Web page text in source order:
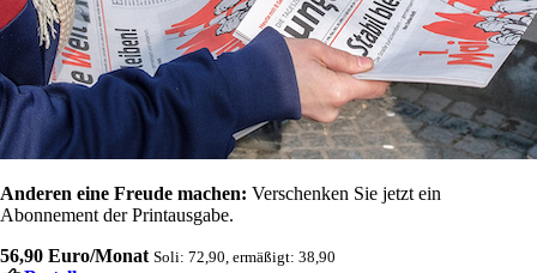
Anderen eine Freude machen: Verschenken Sie jetzt ein
Abonnement der Printausgabe.
56,90 Euro/Monat Soli: 72,90, ermäßigt: 38,90